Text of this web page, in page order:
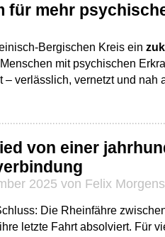
für mehr
Bergischen Kreis ein
mit psychischen
– verlässlich, vernetzt und nah
von einer
2025 von Felix
Die Rheinfähre
letzte Fahrt absolviert. Für